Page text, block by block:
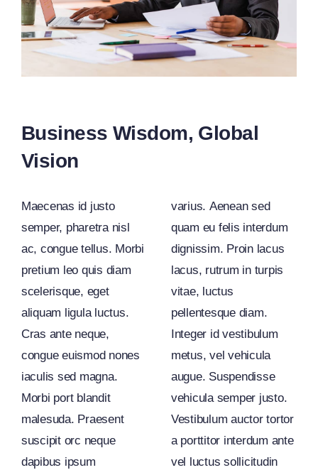
Business Wisdom, Global
Vision
Maecenas id justo
semper, pharetra nisl
ac, congue tellus. Morbi
pretium leo quis diam
scelerisque, eget
aliquam ligula luctus.
Cras ante neque,
congue euismod nones
iaculis sed magna.
Morbi port blandit
malesuda. Praesent
suscipit orc neque
dapibus ipsum
varius. Aenean sed
quam eu felis interdum
dignissim. Proin lacus
lacus, rutrum in turpis
vitae, luctus
pellentesque diam.
Integer id vestibulum
metus, vel vehicula
augue. Suspendisse
vehicula semper justo.
Vestibulum auctor tortor
a porttitor interdum ante
vel luctus sollicitudin